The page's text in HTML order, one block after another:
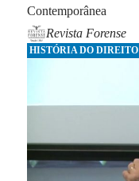
Contemporânea
Revista Forense
HISTÓRIA DO DIREITO